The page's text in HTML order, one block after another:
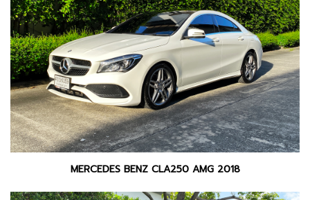
MERCEDES BENZ CLA250 AMG 2018